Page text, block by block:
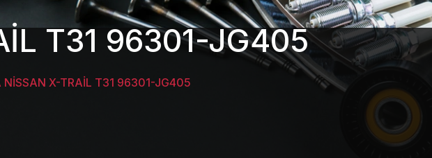
T31 96301-JG405
NİSSAN X-TRAİL T31 96301-JG405